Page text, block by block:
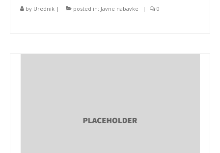
by Urednik | posted in: Javne nabavke | 0